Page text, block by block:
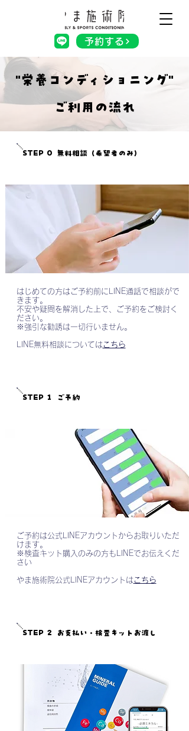
予約する
"栄養コンディショニング"
ご利用の流れ
STEP 0 無料相談（希望者のみ）
はじめての方はご予約前にLINE通話で相談がで
きます。
不安や疑問を解消した上で、ご予約をご検討く
ださい。
※強引な勧誘は一切行いません。
LINE​無料相談については こちら
STEP 1 ご予約
​ご予約は公式LINEアカウントからお取りいただ
けます。
※検査キット購入のみの方もLINEでお伝えくだ
さい
やま施術院公式LINEアカウントは こちら
STEP 2 お支払い・検査キットお渡し